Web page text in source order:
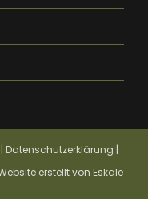
| Datenschutzerklärung |
erstellt von Eskale